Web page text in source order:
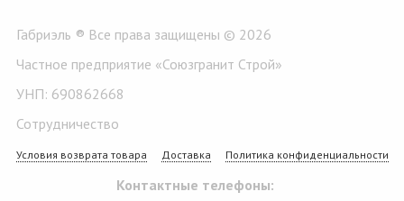
Габриэль ® Все права защищены © 2026
Частное предприятие «Союзгранит Строй»
УНП: 690862668
Сотрудничество
Условия возврата товара Доставка Политика конфиденциальности
Контактные телефоны: